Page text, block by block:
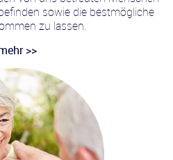
sowie die bestmögliche
zu lassen.
>>